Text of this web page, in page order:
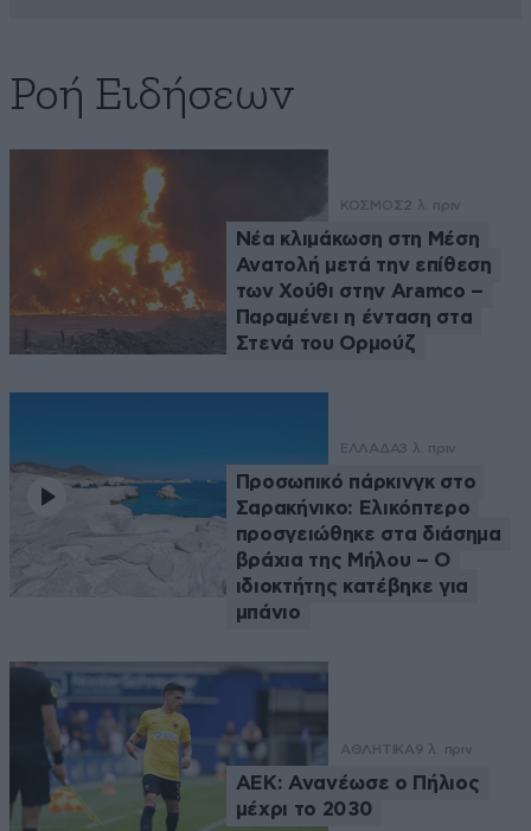
Ροή Ειδήσεων
ΚΟΣΜΟΣ2 λ. πριν
Νέα κλιμάκωση στη Μέση
Ανατολή μετά την επίθεση
των Χούθι στην Aramco –
Παραμένει η ένταση στα
Στενά του Ορμούζ
ΕΛΛΑΔΑ3 λ. πριν
Προσωπικό πάρκινγκ στο
Σαρακήνικο: Ελικόπτερο
προσγειώθηκε στα διάσημα
βράχια της Μήλου – Ο
ιδιοκτήτης κατέβηκε για
μπάνιο
ΑΘΛΗΤΙΚΑ9 λ. πριν
ΑΕΚ: Ανανέωσε ο Πήλιος
μέχρι το 2030